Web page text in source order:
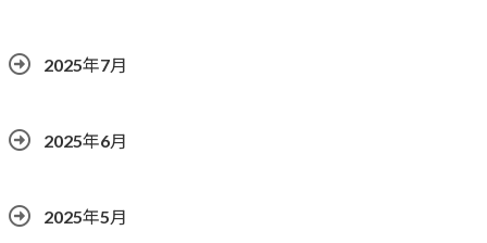
2025年7月
2025年6月
2025年5月